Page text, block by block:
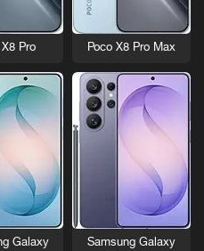
Poco X8 Pro Max
Pro
Samsung Galaxy
Galaxy